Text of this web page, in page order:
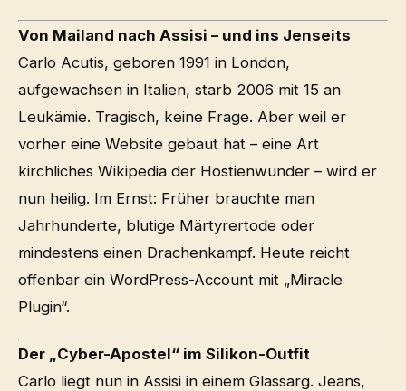
Von Mailand nach Assisi – und ins Jenseits
Carlo Acutis, geboren 1991 in London,
aufgewachsen in Italien, starb 2006 mit 15 an
Leukämie. Tragisch, keine Frage. Aber weil er
vorher eine Website gebaut hat – eine Art
kirchliches Wikipedia der Hostienwunder – wird er
nun heilig. Im Ernst: Früher brauchte man
Jahrhunderte, blutige Märtyrertode oder
mindestens einen Drachenkampf. Heute reicht
offenbar ein WordPress-Account mit „Miracle
Plugin“.
Der „Cyber-Apostel“ im Silikon-Outfit
Carlo liegt nun in Assisi in einem Glassarg. Jeans,